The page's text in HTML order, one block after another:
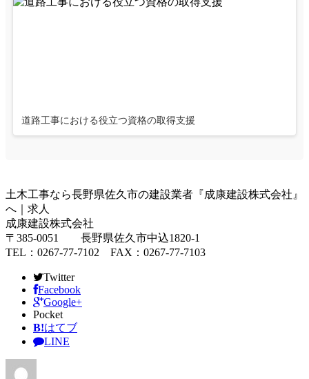
道路工事における役立つ資格の取得支援
土木工事なら長野県佐久市の建設業者『成康建設株式会社』
へ｜求人
成康建設株式会社
〒385-0051 長野県佐久市中込1820-1
TEL：0267-77-7102 FAX：0267-77-7103
Twitter
Facebook
Google+
Pocket
B!はてブ
LINE